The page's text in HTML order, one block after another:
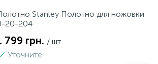
Stanley Полотно для ножовки
20-204
799 грн. / шт
Уточните